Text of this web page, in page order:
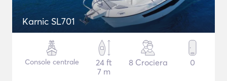
Karnic SL701
Console centrale
24 ft
7 m
8 Crociera 0